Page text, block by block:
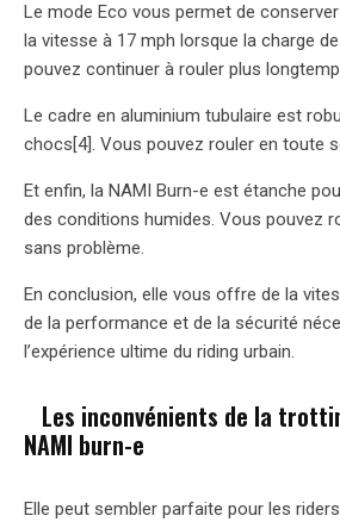
Le mode Eco vous permet de
la vitesse à 17 mph lorsque la charge
pouvez continuer à rouler plus
Le cadre en aluminium tubulaire est
chocs[4]. Vous pouvez rouler en toute
Et enfin, la NAMI Burn-e est étanche
des conditions humides. Vous pouvez
sans problème.
En conclusion, elle vous offre de la
de la performance et de la sécurité
l’expérience ultime du riding urbain.
Les inconvénients de la
NAMI burn-e
Elle peut sembler parfaite pour les